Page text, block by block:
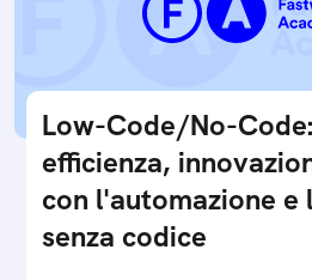
Low-Code/No-
efficienza,
con l'automazione e
senza codice